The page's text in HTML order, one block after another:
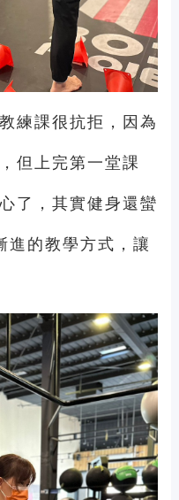
練課很抗拒，因為
但上完第一堂課
了，其實健身還蠻
進的教學方式，讓